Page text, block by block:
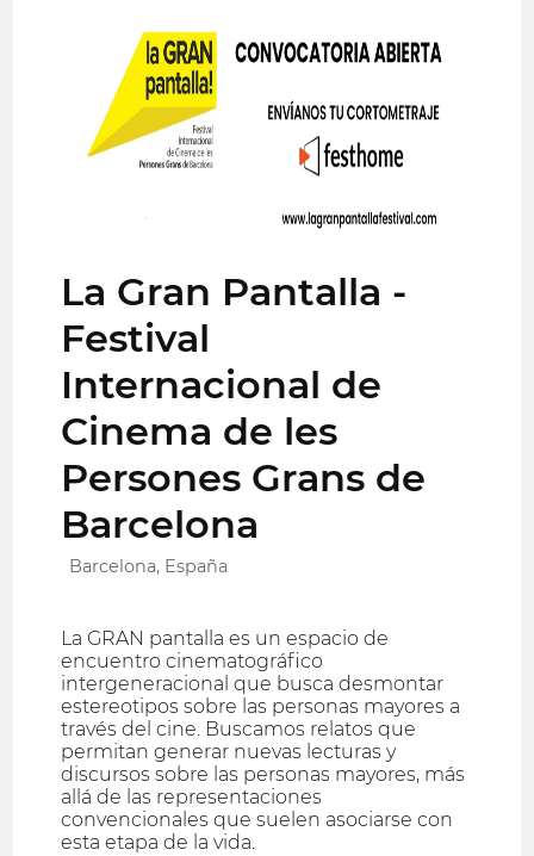
La Gran Pantalla -
Festival
Internacional de
Cinema de les
Persones Grans de
Barcelona
Barcelona, España
La GRAN pantalla es un espacio de
encuentro cinematográfico
intergeneracional que busca desmontar
estereotipos sobre las personas mayores a
través del cine. Buscamos relatos que
permitan generar nuevas lecturas y
discursos sobre las personas mayores, más
allá de las representaciones
convencionales que suelen asociarse con
esta etapa de la vida.